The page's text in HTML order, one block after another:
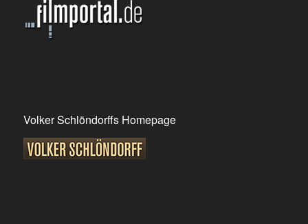
Volker Schlöndorffs Homepage